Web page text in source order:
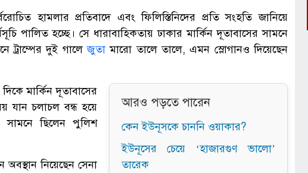
হামলার প্রতিবাদে এবং ফিলিস্তিনিদের প্রতি সংহতি জানিয়ে
পালিত হচ্ছে। সে ধারাবাহিকতায় ঢাকার মার্কিন দূতাবাসের সামনে
ট্রাম্পের দুই গালেজুতা মারো তালে তালে, এমন স্লোগানও দিয়েছেন
আরও পড়তে পারেন
কেন ইউনূসকে চাননি ওয়াকার?
ইউনূসের চেয়ে ‘হাজারগুণ ভালো’
তারেক
মার্কিন দূতাবাসের
যান চলাচল বন্ধ হয়ে
সামনে ছিলেন পুলিশ
নিয়েছেন সেনা